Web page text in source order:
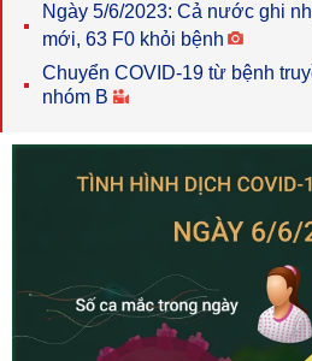
Ngày 5/6/2023: Cả nước ghi
mới, 63 F0 khỏi bệnh
Chuyển COVID-19 từ bệnh
nhóm B